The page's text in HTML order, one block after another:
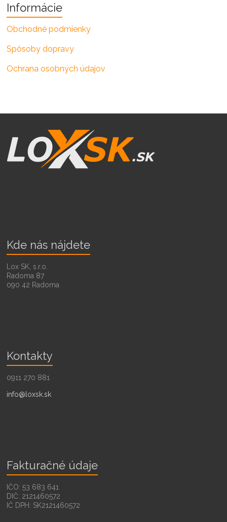
Informácie
Obchodné podmienky
Spôsoby dopravy
Ochrana osobných údajov
Kde nás nájdete
Lox SK, s.r.o.
Radoma 87
090 42 Radoma
Kontakty
0911 270 881
info@loxsk.sk
Fakturačné údaje
IČO: 53 683 641
DIČ: 2121460572
IČ DPH: SK2121460572